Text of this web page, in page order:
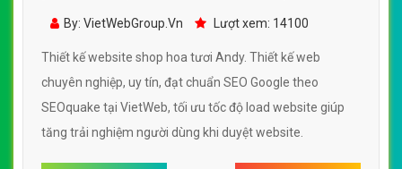
Andy đẹp, chuyên nghiệp chuẩn SEO
By: VietWebGroup.Vn Lượt xem: 14100
Thiết kế website shop hoa tươi Andy. Thiết kế web
chuyên nghiệp, uy tín, đạt chuẩn SEO Google theo
SEOquake tại VietWeb, tối ưu tốc độ load website giúp
tăng trải nghiệm người dùng khi duyệt website.